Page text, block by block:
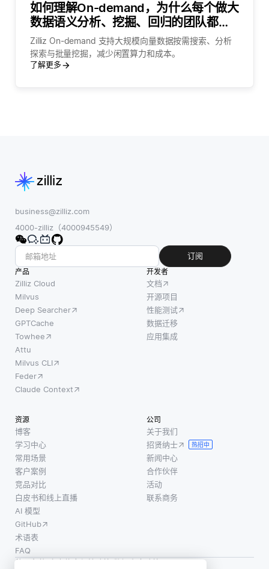
如何理解On-demand，为什么每个做大
数据语义分析、挖掘、回归的团队都需
要它？
Zilliz On-demand 支持大规模向量数据按需搜索、分析
探索与批量挖掘，减少闲置算力和成本。
了解更多
business@zilliz.com
4000-zilliz（4000945549）
订阅
产品
Zilliz Cloud
Milvus
Deep Searcher
GPTCache
Towhee
Attu
Milvus CLI
Feder
Claude Context
开发者
文档
开源项目
性能测试
数据迁移
应用集成
资源
博客
学习中心
常用场景
客户案例
竞品对比
白皮书和线上直播
AI 模型
GitHub
术语表
FAQ
公司
关于我们
招贤纳士
热招中
新闻中心
合作伙伴
活动
联系商务
使用条款·个人信息保护政策·数据安全政策